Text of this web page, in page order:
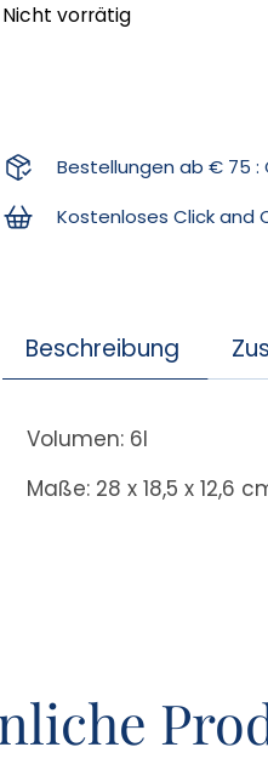
Nicht vorrätig
Bestellungen ab € 75 :
Kostenloses Click and
Beschreibung
Volumen: 6l
Maße: 28 x 18,5 x 12,6